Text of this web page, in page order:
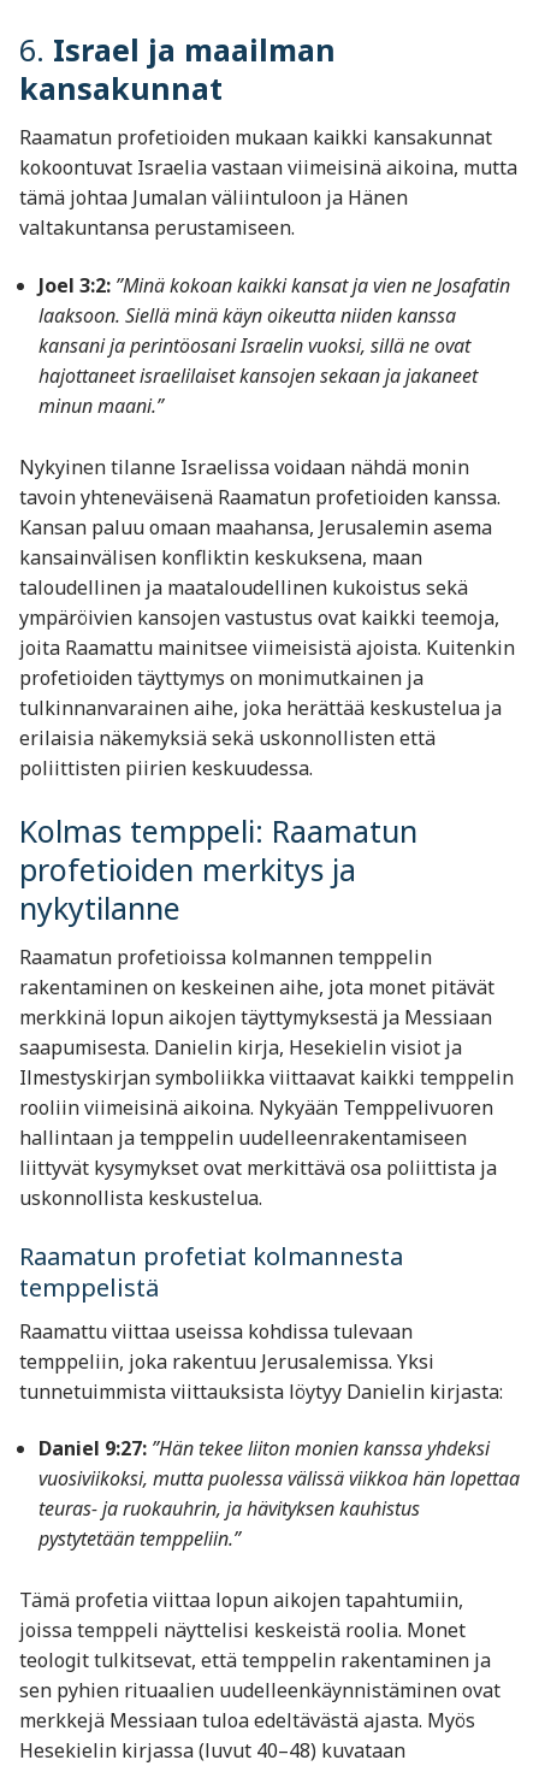
6. Israel ja maailman
kansakunnat
Raamatun profetioiden mukaan kaikki kansakunnat
kokoontuvat Israelia vastaan viimeisinä aikoina, mutta
tämä johtaa Jumalan väliintuloon ja Hänen
valtakuntansa perustamiseen.
Joel 3:2: ”Minä kokoan kaikki kansat ja vien ne Josafatin
laaksoon. Siellä minä käyn oikeutta niiden kanssa
kansani ja perintöosani Israelin vuoksi, sillä ne ovat
hajottaneet israelilaiset kansojen sekaan ja jakaneet
minun maani.”
Nykyinen tilanne Israelissa voidaan nähdä monin
tavoin yhteneväisenä Raamatun profetioiden kanssa.
Kansan paluu omaan maahansa, Jerusalemin asema
kansainvälisen konfliktin keskuksena, maan
taloudellinen ja maataloudellinen kukoistus sekä
ympäröivien kansojen vastustus ovat kaikki teemoja,
joita Raamattu mainitsee viimeisistä ajoista. Kuitenkin
profetioiden täyttymys on monimutkainen ja
tulkinnanvarainen aihe, joka herättää keskustelua ja
erilaisia näkemyksiä sekä uskonnollisten että
poliittisten piirien keskuudessa.
Kolmas temppeli: Raamatun
profetioiden merkitys ja
nykytilanne
Raamatun profetioissa kolmannen temppelin
rakentaminen on keskeinen aihe, jota monet pitävät
merkkinä lopun aikojen täyttymyksestä ja Messiaan
saapumisesta. Danielin kirja, Hesekielin visiot ja
Ilmestyskirjan symboliikka viittaavat kaikki temppelin
rooliin viimeisinä aikoina. Nykyään Temppelivuoren
hallintaan ja temppelin uudelleenrakentamiseen
liittyvät kysymykset ovat merkittävä osa poliittista ja
uskonnollista keskustelua.
Raamatun profetiat kolmannesta
temppelistä
Raamattu viittaa useissa kohdissa tulevaan
temppeliin, joka rakentuu Jerusalemissa. Yksi
tunnetuimmista viittauksista löytyy Danielin kirjasta:
Daniel 9:27: ”Hän tekee liiton monien kanssa yhdeksi
vuosiviikoksi, mutta puolessa välissä viikkoa hän lopettaa
teuras- ja ruokauhrin, ja hävityksen kauhistus
pystytetään temppeliin.”
Tämä profetia viittaa lopun aikojen tapahtumiin,
joissa temppeli näyttelisi keskeistä roolia. Monet
teologit tulkitsevat, että temppelin rakentaminen ja
sen pyhien rituaalien uudelleenkäynnistäminen ovat
merkkejä Messiaan tuloa edeltävästä ajasta. Myös
Hesekielin kirjassa (luvut 40–48) kuvataan